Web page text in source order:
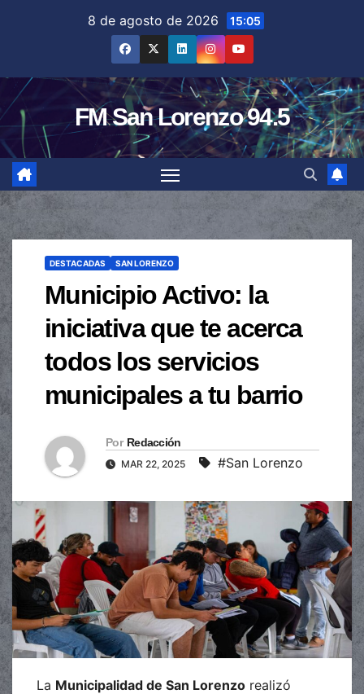
8 de agosto de 2026 15:05
FM San Lorenzo 94.5
DESTACADAS SAN LORENZO
Municipio Activo: la
iniciativa que te acerca
todos los servicios
municipales a tu barrio
Por Redacción
MAR 22, 2025 #San Lorenzo
La Municipalidad de San Lorenzo realizó